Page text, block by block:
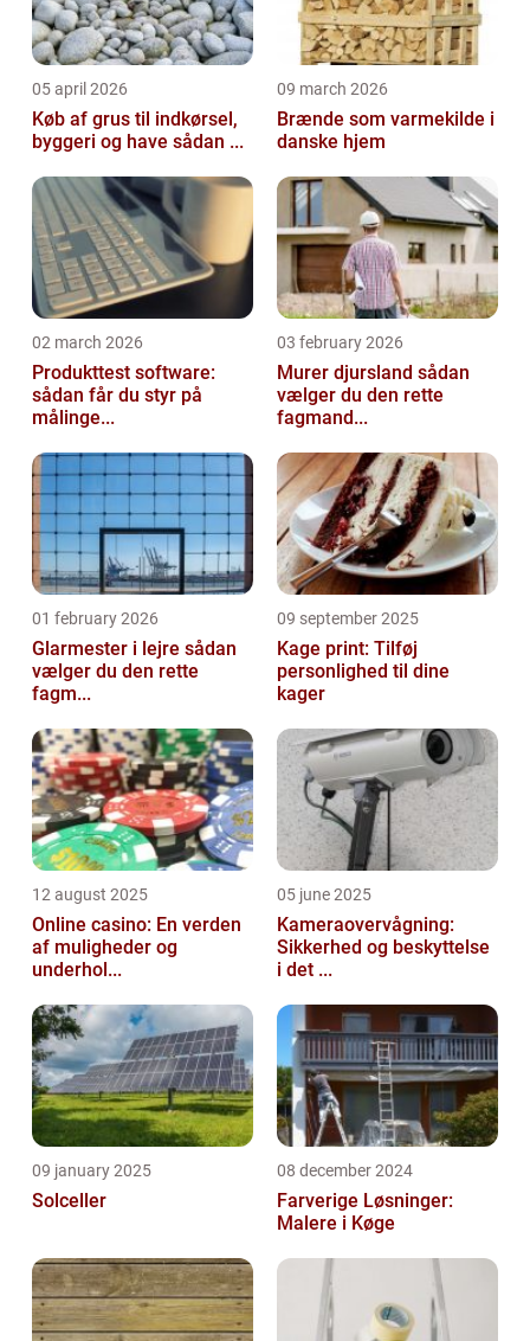
05 april 2026
Køb af grus til indkørsel,
byggeri og have sådan ...
09 march 2026
Brænde som varmekilde i
danske hjem
02 march 2026
Produkttest software:
sådan får du styr på
målinge...
03 february 2026
Murer djursland sådan
vælger du den rette
fagmand...
01 february 2026
Glarmester i lejre sådan
vælger du den rette
fagm...
09 september 2025
Kage print: Tilføj
personlighed til dine
kager
12 august 2025
Online casino: En verden
af muligheder og
underhol...
05 june 2025
Kameraovervågning:
Sikkerhed og beskyttelse
i det ...
09 january 2025
Solceller
08 december 2024
Farverige Løsninger:
Malere i Køge